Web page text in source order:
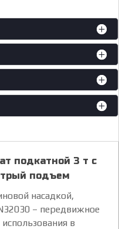
подкатной 3 т с
подъем
насадкой,
– передвижное
в